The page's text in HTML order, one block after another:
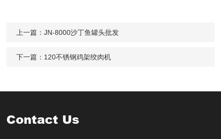
上一篇：JN-8000沙丁鱼罐头批发
下一篇： 120不锈钢鸡架绞肉机
Contact Us